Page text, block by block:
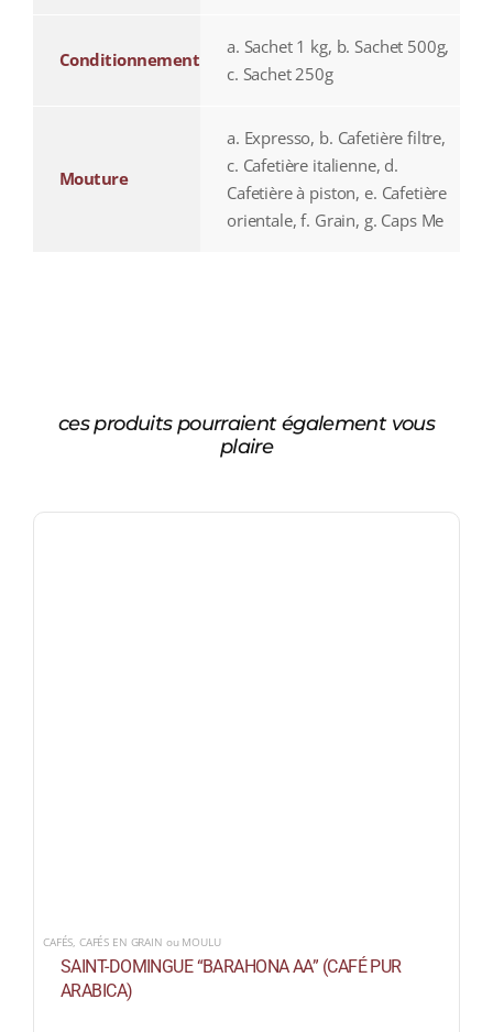
Conditionnement
a. Sachet 1 kg, b. Sachet 500g,
c. Sachet 250g
Mouture
a. Expresso, b. Cafetière filtre,
c. Cafetière italienne, d.
Cafetière à piston, e. Cafetière
orientale, f. Grain, g. Caps Me
ces produits pourraient également vous
plaire
CAFÉS, CAFÉS EN GRAIN ou MOULU
SAINT-DOMINGUE “BARAHONA AA” (CAFÉ PUR
ARABICA)